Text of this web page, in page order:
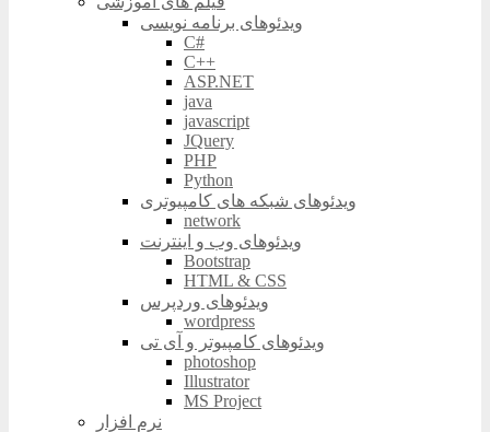
ویدئوهای برنامه نویسی
C#
C++
ASP.NET
java
javascript
JQuery
PHP
Python
ویدئوهای شبکه های کامپیوتری
network
ویدئوهای وب و اینترنت
Bootstrap
HTML & CSS
ویدئوهای وردپرس
wordpress
ویدئوهای کامپیوتر و آی تی
photoshop
Illustrator
MS Project
نرم افزار